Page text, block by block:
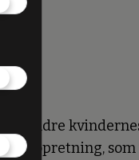
at ændre
genopretning,